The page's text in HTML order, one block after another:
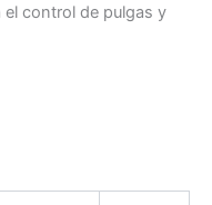
el control de pulgas y